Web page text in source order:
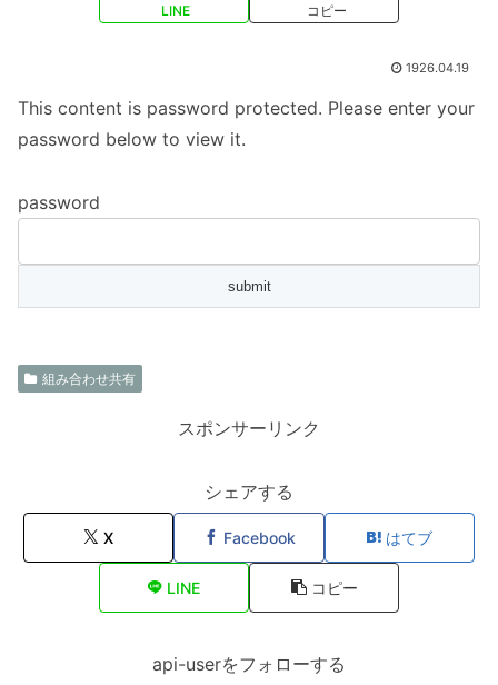
LINE コピー
1926.04.19
This content is password protected. Please enter your
password below to view it.
password
組み合わせ共有
スポンサーリンク
シェアする
X Facebook はてブ
LINE コピー
api-userをフォローする